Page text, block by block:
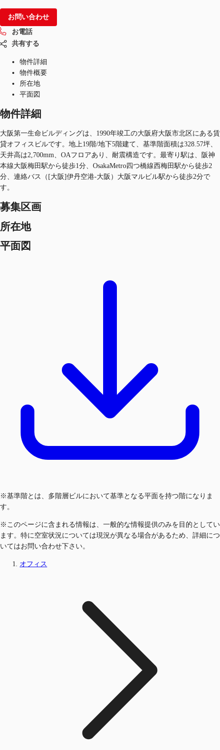
お問い合わせ
お電話
共有する
物件詳細
物件概要
所在地
平面図
物件詳細
大阪第一生命ビルディングは、1990年竣工の大阪府大阪市北区にある賃
貸オフィスビルです。地上19階/地下5階建て、基準階面積は328.57坪、
天井高は2,700mm、OAフロアあり、耐震構造です。最寄り駅は、阪神
本線大阪梅田駅から徒歩1分、OsakaMetro四つ橋線西梅田駅から徒歩2
分、連絡バス（[大阪]伊丹空港-大阪）大阪マルビル駅から徒歩2分で
す。
募集区画
所在地
平面図
※基準階とは、多階層ビルにおいて基準となる平面を持つ階になりま
す。
※このページに含まれる情報は、一般的な情報提供のみを目的としてい
ます。特に空室状況については現況が異なる場合があるため、詳細につ
いてはお問い合わせ下さい。
オフィス